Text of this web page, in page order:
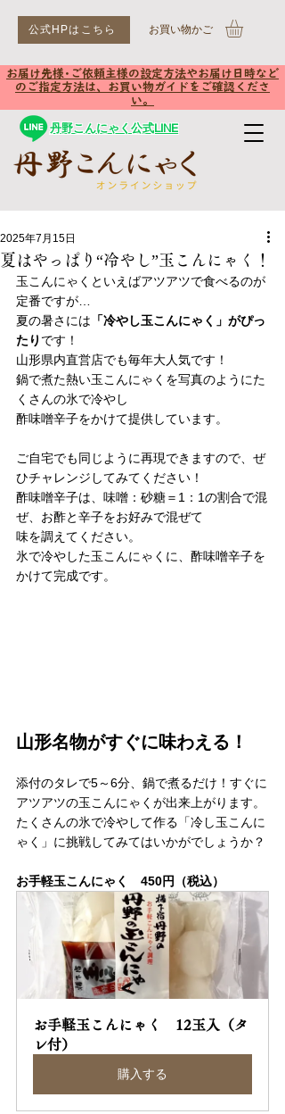
公式HPはこちら ​お買い物かご
お届け先様･ご依頼主様の設定方法やお届け日時など
のご指定方法は、お買い物ガイドをご確認くださ
い。
丹野こんにゃく公式LINE
夏はやっぱり“冷やし”玉こんにゃく！
2025年7月15日
玉こんにゃくといえばアツアツで食べるのが
定番ですが…
夏の暑さには 「冷やし玉こんにゃく」がぴっ
たり です！
山形県内直営店でも毎年大人気です！
鍋で煮た熱い玉こんにゃくを写真のようにた
くさんの氷で冷やし
酢味噌辛子をかけて提供しています。
ご自宅でも同じように再現できますので、ぜ
ひチャレンジしてみてください！
酢味噌辛子は、味噌：砂糖＝1：1の割合で混
ぜ、お酢と辛子をお好みで混ぜて
味を調えてください。
氷で冷やした玉こんにゃくに、酢味噌辛子を
かけて完成です。
山形名物がすぐに味わえる！
添付のタレで5～6分、鍋で煮るだけ！すぐに
アツアツの玉こんにゃくが出来上がります。
たくさんの氷で冷やして作る「冷し玉こんに
ゃく」に挑戦してみてはいかがでしょうか？
お手軽玉こんにゃく　450円（税込）
お手軽玉こんにゃく　12玉入（タ
レ付）
購入する